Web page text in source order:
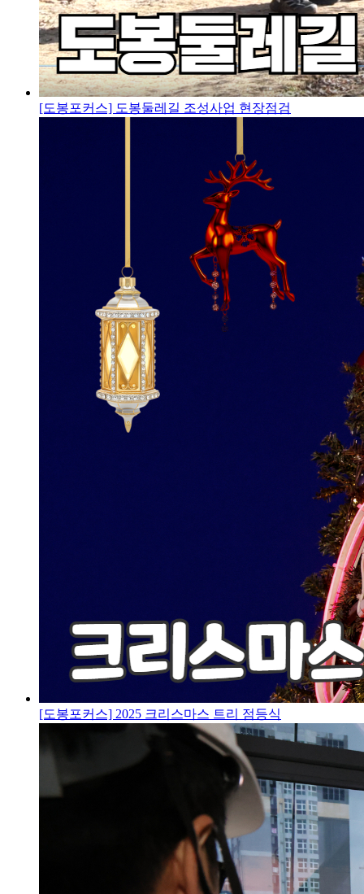
[도봉포커스] 도봉둘레길 조성사업 현장점검
[도봉포커스] 2025 크리스마스 트리 점등식